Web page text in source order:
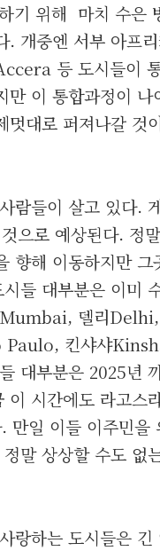
기 위해 마치 수은
. 개중엔 서부 아프
등 도시들이
이 통합과정이 나
대로 퍼져나갈 것
람들이 살고 있다.
으로 예상된다. 정
향해 이동하지만 그
들 대부분은 이미
Mumbai, 델리
킨샤샤
대부분은 2025년
시간에도 라고스
만일 이들 이주민을
말 상상할 수도 없
랑하는 도시들은 긴